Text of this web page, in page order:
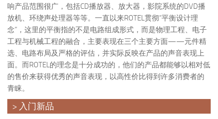
响产品范围很广，包括CD播放器、放大器，影院系统的DVD播
放机、环绕声处理器等等。一直以来ROTEL贯彻“平衡设计理
念”，这里的平衡指的不是电路组成形式，而是物理工程、电子
工程与机械工程的融合，主要表现在三个主要方面——元件精
选、电路布局及严格的评估，并实际反映在产品的声音表现上
面。而ROTEL的理念是十分成功的，他们的产品都能够以相对低
的售价来获得优秀的声音表现，以高性价比得到许多消费者的
青睐。
> 入门新品